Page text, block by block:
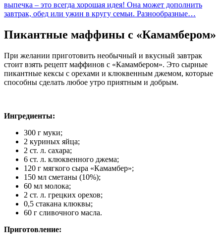
выпечка – это всегда хорошая идея! Она может дополнить
завтрак, обед или ужин в кругу семьи. Разнообразные…
Пикантные маффины с «Камамбером»
При желании приготовить необычный и вкусный завтрак
стоит взять рецепт маффинов с «Камамбером». Это сырные
пикантные кексы с орехами и клюквенным джемом, которые
способны сделать любое утро приятным и добрым.
Ингредиенты:
300 г муки;
2 куриных яйца;
2 ст. л. сахара;
6 ст. л. клюквенного джема;
120 г мягкого сыра «Камамбер»;
150 мл сметаны (10%);
60 мл молока;
2 ст. л. грецких орехов;
0,5 стакана клюквы;
60 г сливочного масла.
Приготовление: